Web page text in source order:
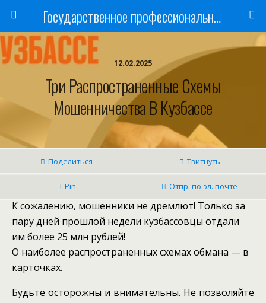
Государственное профессиональное образовательное учреждение
12.02.2025
Три Распространенные Схемы
Мошенничества В Кузбассе
Поделиться Твитнуть
Pin Отпр. по эл. почте
К сожалению, мошенники не дремлют! Только за
пару дней прошлой недели кузбассовцы отдали
им более 25 млн рублей!
О наиболее распространенных схемах обмана — в
карточках.
️Будьте осторожны и внимательны. Не позволяйте